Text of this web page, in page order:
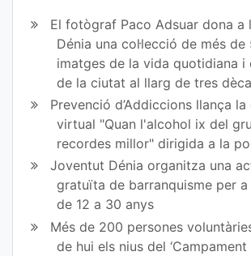
ir
en
Fa
ce
bo
ok
ir
en
Tw
itt
er
El fotògraf Paco Adsuar dona a
Dénia una col·lecció de més
imatges de la vida quotidiana i
de la ciutat al llarg de tres
Prevenció d’Addiccions llança
virtual "Quan l'alcohol ix del
recordes millor" dirigida a la
Joventut Dénia organitza una
gratuïta de barranquisme per
de 12 a 30 anys
Més de 200 persones
de hui els nius del ‘Campament